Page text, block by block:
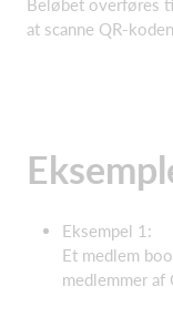
Beløbet overføres
at scanne QR-
Eksempel 1:
Et medlem
medlemmer af